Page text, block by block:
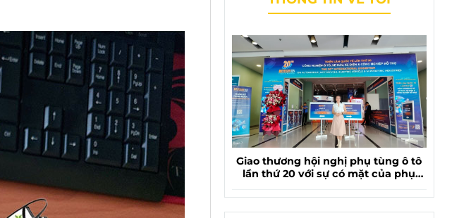
Giao thương hội nghị phụ tùng ô tô
lần thứ 20 với sự có mặt của phụ